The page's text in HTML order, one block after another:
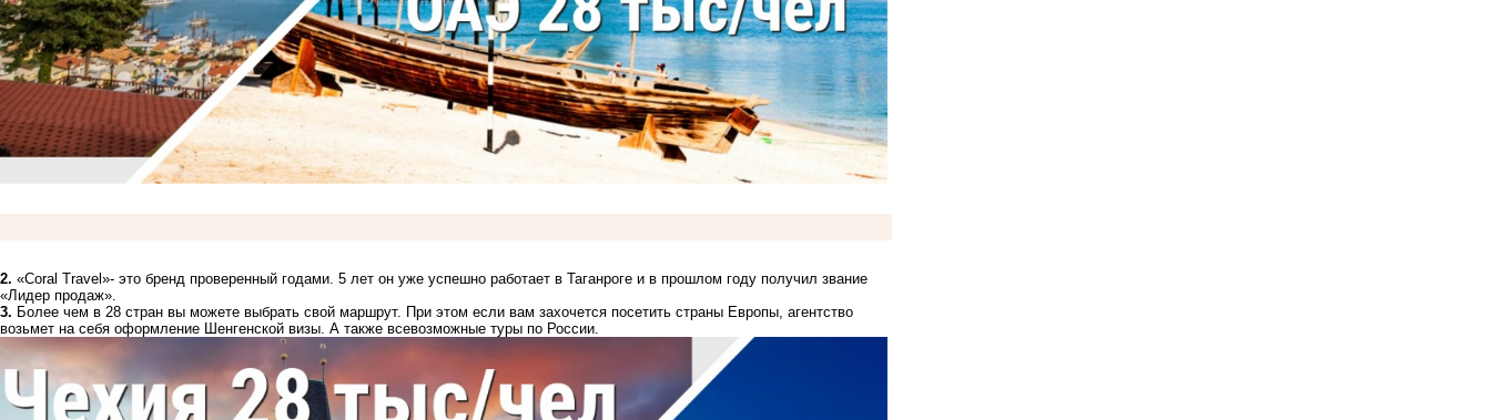
2. «Coral Travel»- это бренд проверенный годами. 5 лет он уже успешно работает в Таганроге и в прошлом году получил звание
«Лидер продаж».
3. Более чем в 28 стран вы можете выбрать свой маршрут. При этом если вам захочется посетить страны Европы, агентство
возьмет на себя оформление Шенгенской визы. А также всевозможные туры по России.